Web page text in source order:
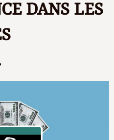
DANS LES